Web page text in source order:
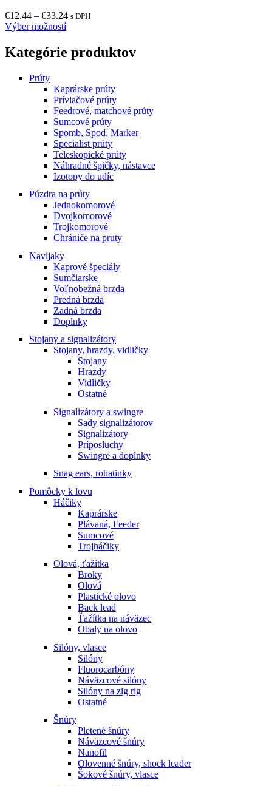
be
chosen
the
product
€12.44 – €33.24 s DPH
Výber možnostíThis
multiple
options
may
be
chosen
on
the
product
page
Kategórie produktov
Prúty
Kaprárske prúty
Prívlačové prúty
Feedrové, matchové prúty
Sumcové prúty
Spomb, Spod, Marker
Specialist prúty
Teleskopické prúty
Náhradné špičky, nástavce
Izotopy do udíc
Púzdra na prúty
Jednokomorové
Dvojkomorové
Trojkomorové
Chrániče na pruty
Navijaky
Kaprové špeciály
Sumčiarske
Voľnobežná brzda
Predná brzda
Zadná brzda
Doplnky
Stojany a signalizátory
Stojany, hrazdy, vidličky
Stojany
Hrazdy
Vidličky
Ostatné
Signalizátory a swingre
Sady signalizátorov
Signalizátory
Príposluchy
Swingre a doplnky
Snag ears, rohatinky
Pomôcky k lovu
Háčiky
Kaprárske
Plávaná, Feeder
Sumcové
Trojháčiky
Olová, ťažítka
Broky
Olová
Plastické olovo
Back lead
Ťažítka na náväzec
Obaly na olovo
Silóny, vlasce
Silóny
Fluorocarbóny
Náväzcové silóny
Silóny na zig rig
Ostatné
Šnúry
Pletené šnúry
Náväzcové šnúry
Nanofil
Olovenné šnúry, shock leader
Šokové šnúry, vlasce